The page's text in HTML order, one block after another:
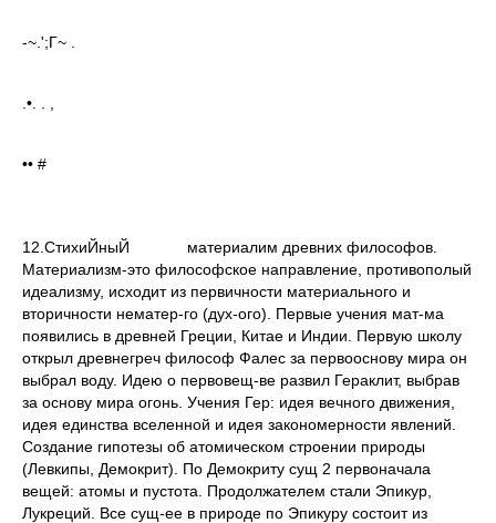
-~.';Г~ .
.•. . ,
•• #
12.СтихиЙныЙ материалим древних философов.
Материализм-это философское направление, противополый
идеализму, исходит из первичности материального и
вторичности нематер-го (дух-ого). Первые учения мат-ма
появились в древней Греции, Китае и Индии. Первую школу
открыл древнегреч философ Фалес за первооснову мира он
выбрал воду. Идею о первовещ-ве развил Гераклит, выбрав
за основу мира огонь. Учения Гер: идея вечного движения,
идея единства вселенной и идея закономерности явлений.
Создание гипотезы об атомическом строении природы
(Левкипы, Демокрит). По Демокриту сущ 2 первоначала
вещей: атомы и пустота. Продолжателем стали Эпикур,
Лукреций. Все сущ-ее в природе по Эпикуру состоит из